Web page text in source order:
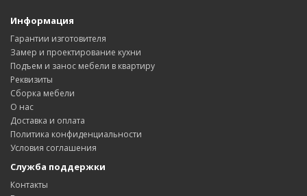
Информация
Гарантии изготовителя
Замер и проектирование кухни
Подъем и занос мебели в квартиру
Реквизиты
Сборка мебели
О нас
Доставка и оплата
Политика конфиденциальности
Условия соглашения
Служба поддержки
Контакты